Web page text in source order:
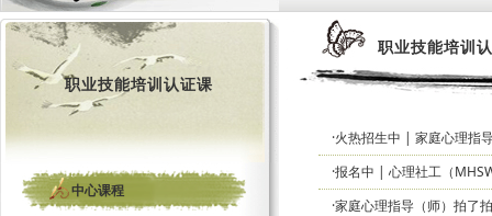
职业技能培训认证课
中心课程
职业技能培训
·火热招生中 | 家庭心理指
·报名中 | 心理社工（
·家庭心理指导（师）拍了